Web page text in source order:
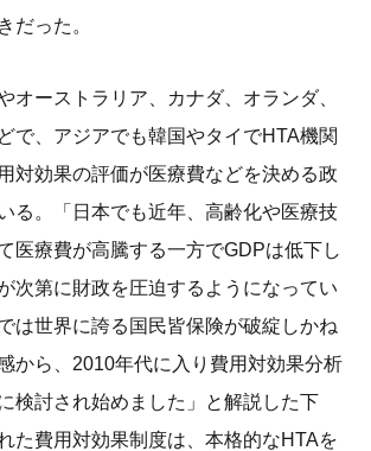
だった。
オーストラリア、カナダ、オランダ、
で、アジアでも韓国やタイでHTA機関
対効果の評価が医療費などを決める政
る。「日本でも近年、高齢化や医療技
医療費が高騰する一方でGDPは低下し
次第に財政を圧迫するようになってい
は世界に誇る国民皆保険が破綻しかね
から、2010年代に入り費用対効果分析
検討され始めました」と解説した下
た費用対効果制度は、本格的なHTAを